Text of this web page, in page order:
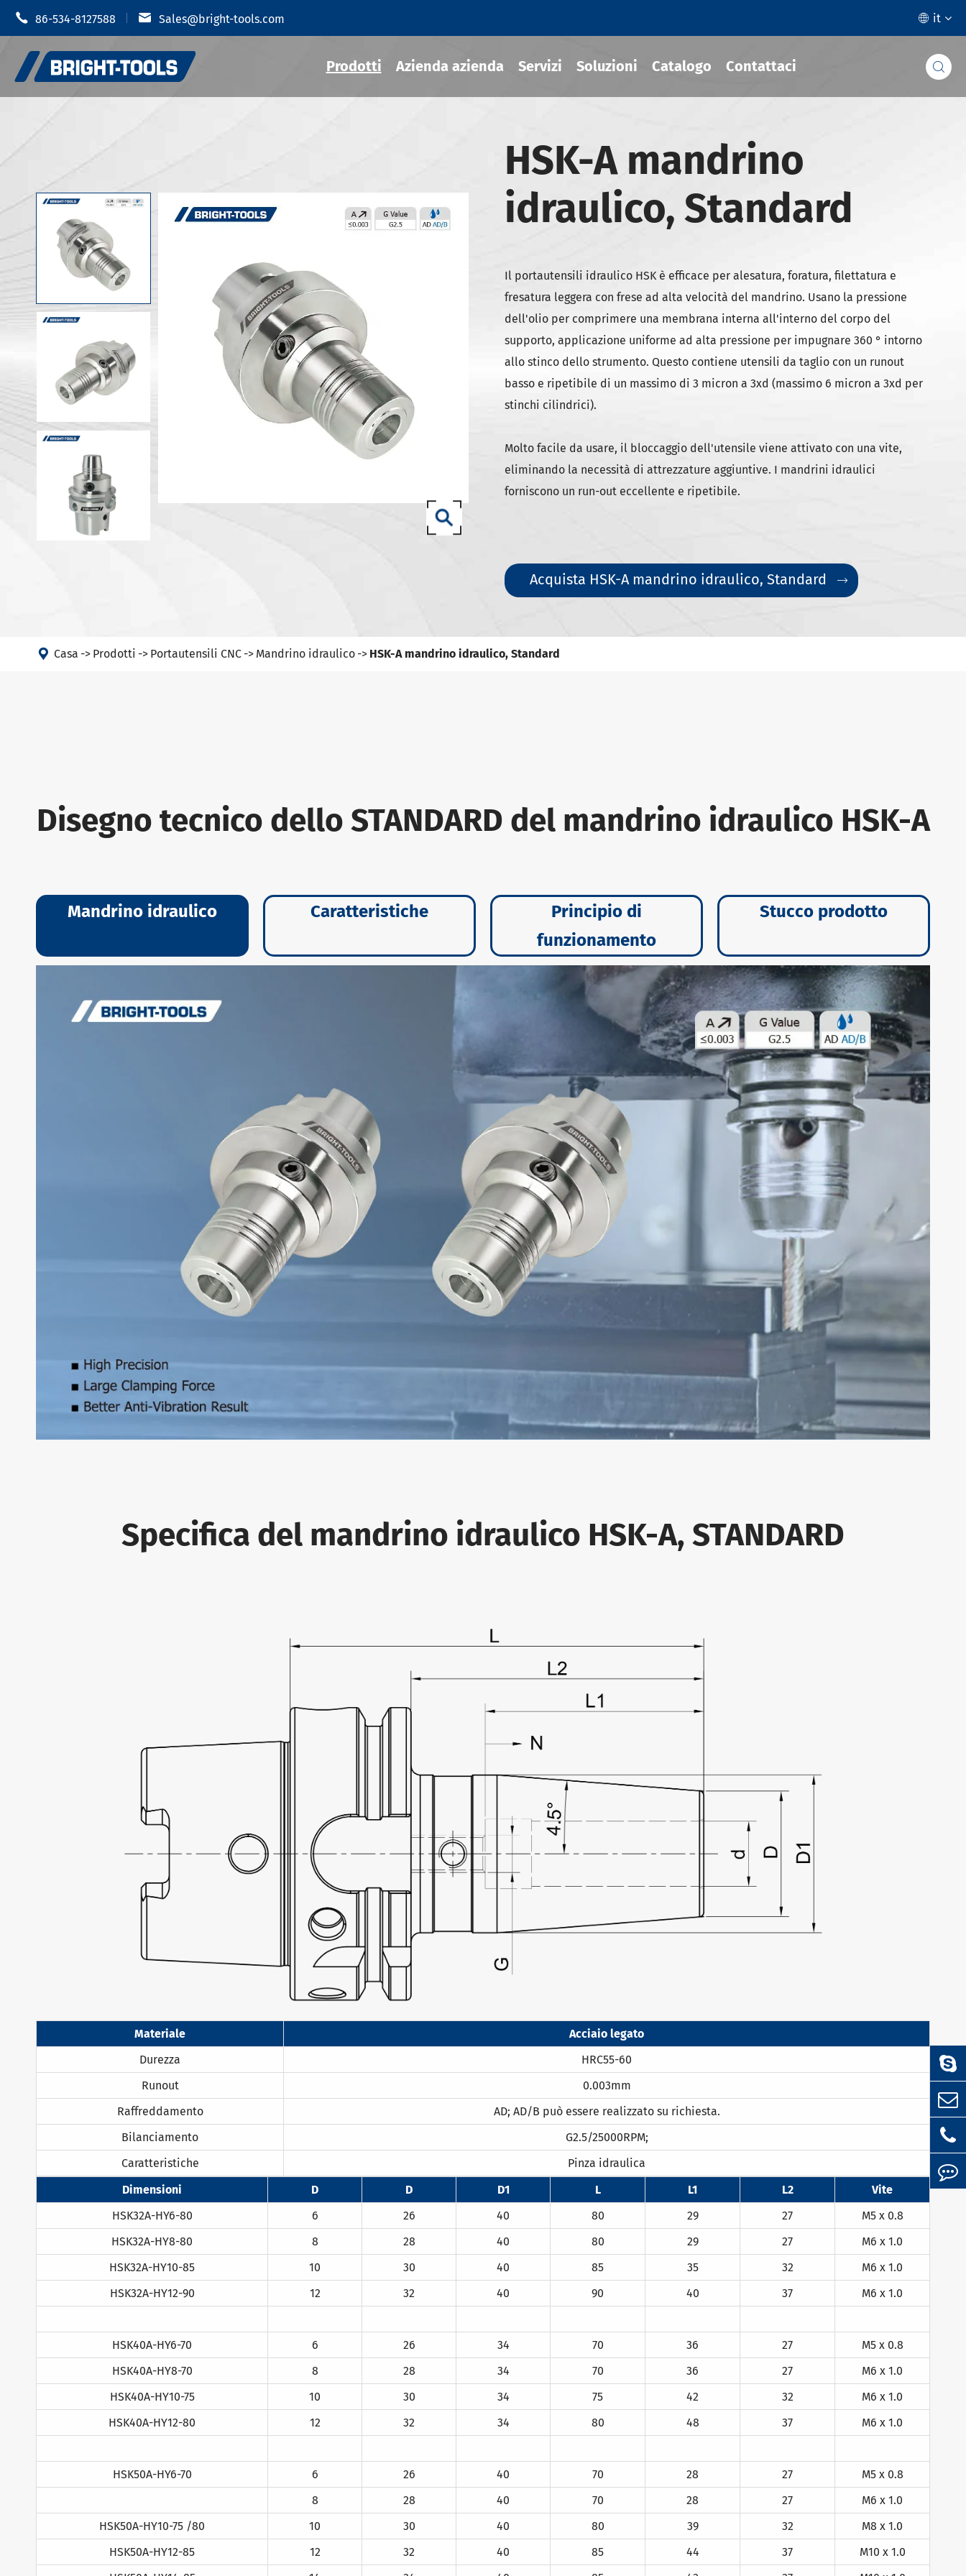
 86-534-8127588  Sales@bright-tools.com  it
Prodotti
Strumenti statici e azionati
Strumenti di alesatura
Anti vibrazione
Accessori portautensili
Macchina
Testa ad angolo
Mandrino idraulico
Portautensili MOD
Portautensili JIS B 6339-BBT
Portautensili JIS B 6339-NBT
Portautensili DIN 69871-SK
Portautensili DIN 69871-ISO
Portautensili ANSI B5.50 SCAT/CAT
DIN 69893 (ISO 12164) HSK-A portautensili
DIN 69893 (ISO 12164) HSK-E portautensili
DIN 69893 (ISO 12164) HSK-F portautensili
DIN2080-NT portautensili
Azienda azienda Servizi Soluzioni Catalogo Contattaci 
HSK-A mandrino
idraulico, Standard
Il portautensili idraulico HSK è efficace per alesatura, foratura, filettatura e
fresatura leggera con frese ad alta velocità del mandrino. Usano la pressione
dell'olio per comprimere una membrana interna all'interno del corpo del
supporto, applicazione uniforme ad alta pressione per impugnare 360 ° intorno
allo stinco dello strumento. Questo contiene utensili da taglio con un runout
basso e ripetibile di un massimo di 3 micron a 3xd (massimo 6 micron a 3xd per
stinchi cilindrici).
Molto facile da usare, il bloccaggio dell'utensile viene attivato con una vite,
eliminando la necessità di attrezzature aggiuntive. I mandrini idraulici
forniscono un run-out eccellente e ripetibile.
Acquista HSK-A mandrino idraulico, Standard 
 Casa Prodotti Portautensili CNC Mandrino idraulico HSK-A mandrino idraulico, Standard
Disegno tecnico dello STANDARD del mandrino idraulico HSK-A
Mandrino idraulico Caratteristiche
Principio di
funzionamento
Stucco prodotto
Specifica del mandrino idraulico HSK-A, STANDARD
Materiale
Acciaio legato
Durezza
HRC55-60
Runout
0.003mm
Raffreddamento
AD; AD/B può essere realizzato su richiesta.
Bilanciamento
G2.5/25000RPM;
Caratteristiche
Pinza idraulica
Dimensioni
D D D1 L L1 L2
Vite
HSK32A-HY6-80
6 26 40 80 29 27
M5 x 0.8
HSK32A-HY8-80
8 28 40 80 29 27
M6 x 1.0
HSK32A-HY10-85
10 30 40 85 35 32
M6 x 1.0
HSK32A-HY12-90
12 32 40 90 40 37 M6 x 1.0
HSK40A-HY6-70 6 26 34 70 36 27
M5 x 0.8
HSK40A-HY8-70
8 28 34 70 36 27
M6 x 1.0
HSK40A-HY10-75
10 30 34 75 42 32
M6 x 1.0
HSK40A-HY12-80
12 32 34 80 48 37 M6 x 1.0
HSK50A-HY6-70 6 26 40 70 28 27
M5 x 0.8
8
28 40 70 28 27
M6 x 1.0
HSK50A-HY10-75 /80
10 30 40 80 39 32
M8 x 1.0
HSK50A-HY12-85
12 32 40 85 44 37
M10 x 1.0